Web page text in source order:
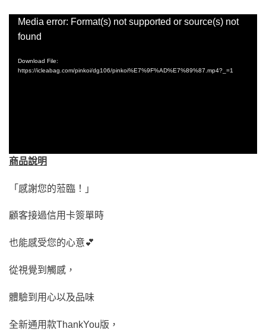
Video
Player
Media error: Format(s) not supported or source(s) not
found
Download File:
https://icleabag.com/pinkoi/dg106/pinkoi%E7%9F%AD%E7%89%87.mp4?_=1
商品說明
「感謝您的蒞臨！」
顧客接過信用卡簽單時
也能感受您的心意💕
從視覺到觸感，
體驗到用心以及品味
全新通用款ThankYou版，